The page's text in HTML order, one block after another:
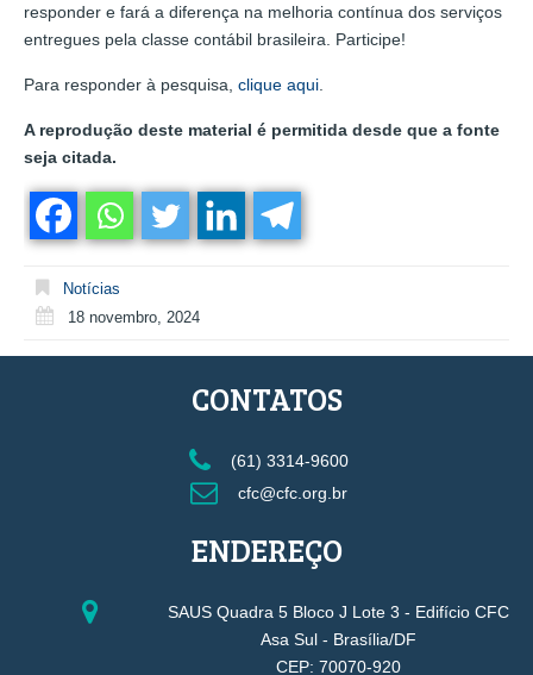
responder e fará a diferença na melhoria contínua dos serviços
entregues pela classe contábil brasileira. Participe!
Para responder à pesquisa, clique aqui
A reprodução deste material é permitida desde que a fonte
seja citada.
Notícias
18 novembro, 2024
CONTATOS
(61) 3314-9600
cfc@cfc.org.br
ENDEREÇO
SAUS Quadra 5 Bloco J Lote 3 - Edifício CFC
Asa Sul - Brasília/DF
CEP: 70070-920